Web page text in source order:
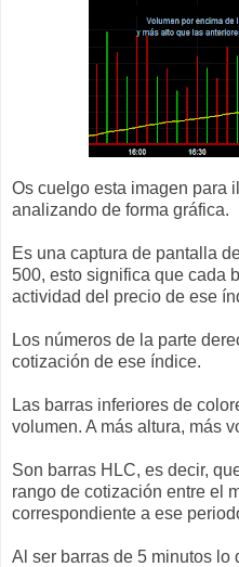
Os cuelgo esta imagen para
analizando de forma gráfica.
Es una captura de pantalla
500, esto significa que cada
actividad del precio de ese
Los números de la parte
cotización de ese índice.
Las barras inferiores de
volumen. A más altura, más
Son barras HLC, es decir,
rango de cotización entre el
correspondiente a ese
Al ser barras de 5 minutos lo